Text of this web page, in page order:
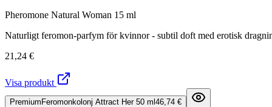
Pheromone Natural Woman 15 ml
Naturligt feromon-parfym för kvinnor - subtil doft med erotisk
21,24 €
Visa produkt
Premium Feromonkolonj Attract Her 50 ml 46,74 €